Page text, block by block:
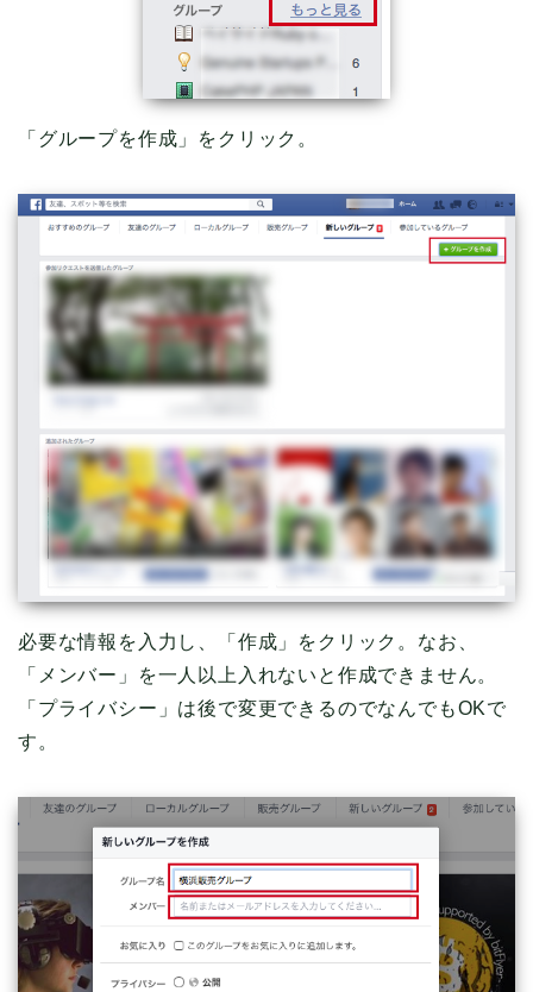
「グループを作成」をクリック。
必要な情報を入力し、「作成」をクリック。なお、
「メンバー」を一人以上入れないと作成できません。
「プライバシー」は後で変更できるのでなんでもOKで
す。